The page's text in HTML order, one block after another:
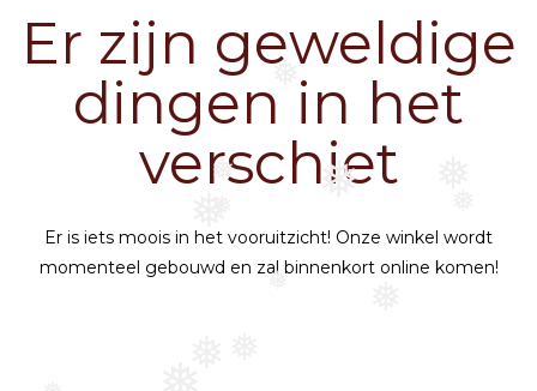
❅ ❅
❅
❅
Er zijn geweldige
dingen in het
verschiet
Er is iets moois in het vooruitzicht! Onze winkel wordt
momenteel gebouwd en zal binnenkort online komen!